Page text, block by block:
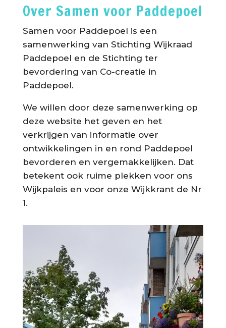
Over Samen voor Paddepoel
Samen voor Paddepoel is een
samenwerking van Stichting Wijkraad
Paddepoel en de Stichting ter
bevordering van Co-creatie in
Paddepoel.
We willen door deze samenwerking op
deze website het geven en het
verkrijgen van informatie over
ontwikkelingen in en rond Paddepoel
bevorderen en vergemakkelijken. Dat
betekent ook ruime plekken voor ons
Wijkpaleis en voor onze Wijkkrant de Nr
1.